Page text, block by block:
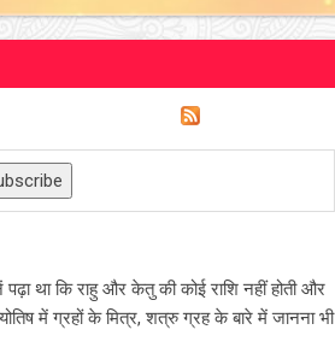
था कि राहु और केतु की कोई राशि नहीं होती और
में ग्रहों के मित्र, शत्रु ग्रह के बारे में जानना भी